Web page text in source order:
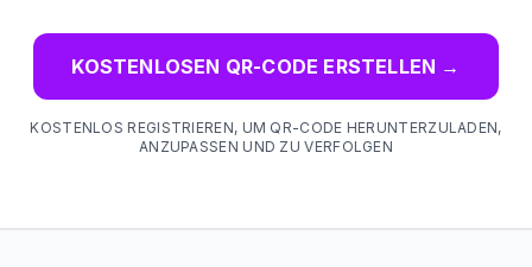
KOSTENLOSEN QR-CODE ERSTELLEN →
KOSTENLOS REGISTRIEREN, UM QR-CODE HERUNTERZULADEN,
ANZUPASSEN UND ZU VERFOLGEN